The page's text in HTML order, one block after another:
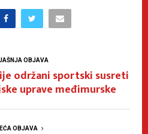
OBJAVA
održani sportski susreti
uprave međimurske
OBJAVA